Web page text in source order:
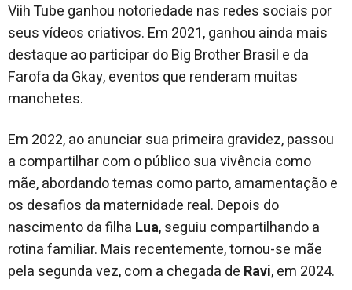
Viih Tube ganhou notoriedade nas redes sociais por
seus vídeos criativos. Em 2021, ganhou ainda mais
destaque ao participar do Big Brother Brasil e da
Farofa da Gkay, eventos que renderam muitas
manchetes.
Em 2022, ao anunciar sua primeira gravidez, passou
a compartilhar com o público sua vivência como
mãe, abordando temas como parto, amamentação e
os desafios da maternidade real. Depois do
nascimento da filha Lua, seguiu compartilhando a
rotina familiar. Mais recentemente, tornou-se mãe
pela segunda vez, com a chegada de Ravi, em 2024.